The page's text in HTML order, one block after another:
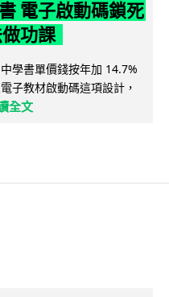
電子啟動碼鎖死
功課
學書單價錢按年加 14.7%
子教材啟動碼這項設計，
全文